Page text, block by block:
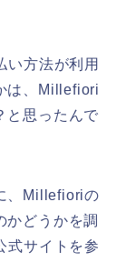
方法が利用
は、Millefiori
と思ったんで
、Millefioriの
かどうかを調
式サイトを参